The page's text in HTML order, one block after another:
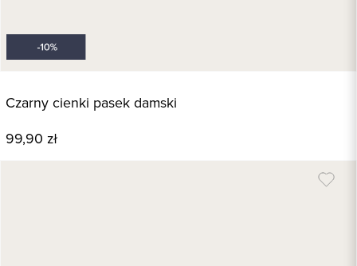
Czarny cienki pasek damski
99,90 zł